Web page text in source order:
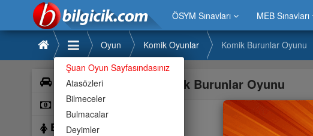
ÖSYM Sınavları MEB Sınavları
Şuan Oyun Sayfasındasınız
Atasözleri
Bilmeceler
Bulmacalar
Deyimler
Oyun Komik Oyunlar Komik Burunlar Oyunu
Araba
Bilardo
Barbie
Komik Burunlar Oyunu